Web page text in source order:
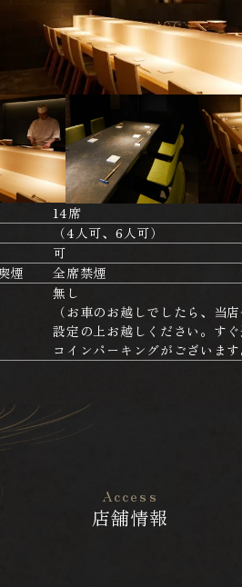
14席
（4人可、6人可）
可
煙
全席禁煙
無し
（お車のお越しでしたら、当
設定の上お越しください。す
コインパーキングがございます
Access
店舗情報